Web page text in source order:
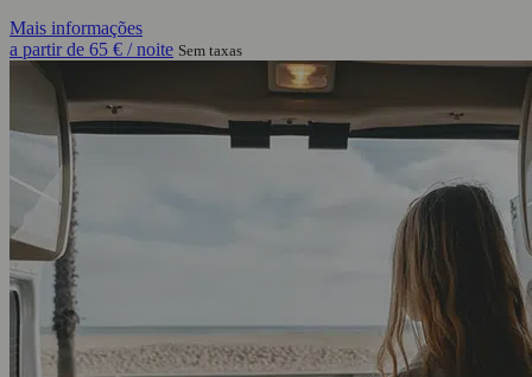
Mais informações
a partir de 65 € / noite Sem taxas